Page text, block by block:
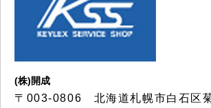
(株)開成
〒003-0806 北海道札幌市白石区